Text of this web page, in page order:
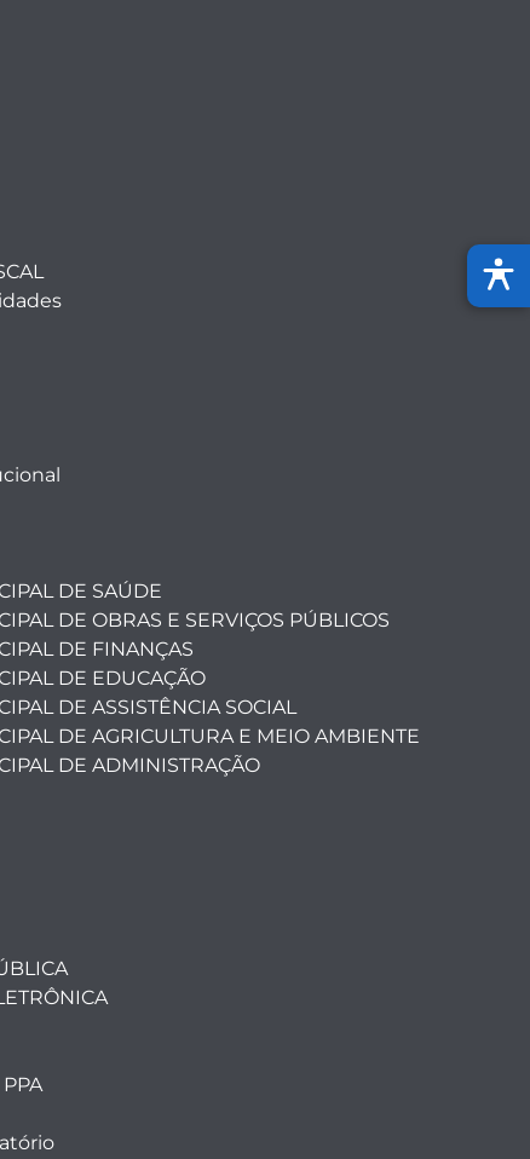
DE SAÚDE
DE OBRAS E SERVIÇOS PÚBLICOS
DE FINANÇAS
DE EDUCAÇÃO
DE ASSISTÊNCIA SOCIAL
DE AGRICULTURA E MEIO AMBIENTE
DE ADMINISTRAÇÃO